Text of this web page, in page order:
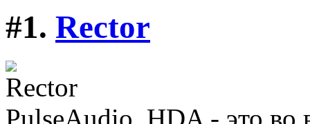
#1. Rector
PulseAudio, HDA - это во